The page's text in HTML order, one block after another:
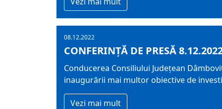
08.12.2022
CONFERINȚĂ DE PRESĂ
Conducerea Consiliului Județean
inaugurării mai multor obiective de
Vezi mai mult